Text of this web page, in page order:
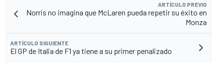
ARTÍCULO PREVIO
Norris no imagina que McLaren pueda repetir su éxito en
Monza
ARTÍCULO SIGUIENTE
El GP de Italia de F1 ya tiene a su primer penalizado